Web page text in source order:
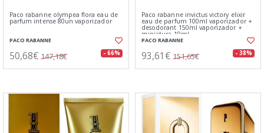
Paco rabanne olympea flora eau de
parfum intense 80un vaporizador
PACO RABANNE
50,68€ 147,18€ - 66%
Paco rabanne invictus victory elixir
eau de parfum 100ml vaporizador +
desodorant 150ml vaporizador +
miniatura 10ml
PACO RABANNE
93,61€ 151,65€ - 38%